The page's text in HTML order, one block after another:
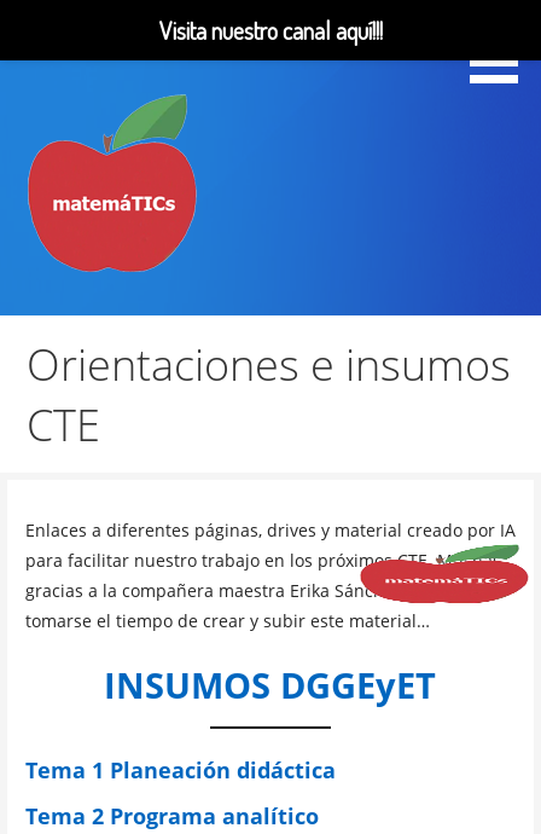
contenido
MatemáTICs
Orientaciones e insumos
CTE
Enlaces a diferentes páginas, drives y material creado por IA
para facilitar nuestro trabajo en los próximos CTE. Muchas
gracias a la compañera maestra Erika Sánchez Juárez por
tomarse el tiempo de crear y subir este material…
INSUMOS DGGEyET
Tema 1 Planeación didáctica
Tema 2 Programa analítico
Visita nuestro canal aquí!!!